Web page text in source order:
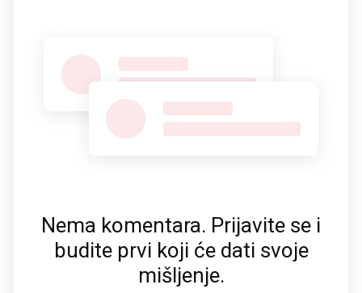
Nema komentara. Prijavite se i
budite prvi koji će dati svoje
mišljenje.